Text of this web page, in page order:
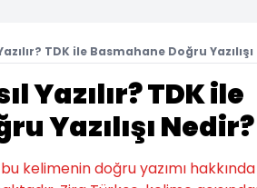
TDK ile Basmahane Doğru
Yazılır? TDK ile
Yazılışı Nedir?
kelimenin doğru yazımı